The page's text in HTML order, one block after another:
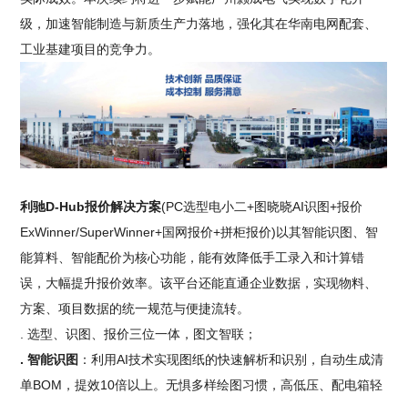
级，加速智能制造与新质生产力落地，强化其在华南电网配套、
工业基建项目的竞争力。
利驰D-Hub报价解决方案(PC选型电小二+图晓晓AI识图+报价
ExWinner/SuperWinner+国网报价+拼柜报价)以其智能识图、智
能算料、智能配价为核心功能，能有效降低手工录入和计算错
误，大幅提升报价效率。该平台还能直通企业数据，实现物料、
方案、项目数据的统一规范与便捷流转。
. 选型、识图、报价三位一体，图文智联；
. 智能识图 ：利用AI技术实现图纸的快速解析和识别，自动生成清
单BOM，提效10倍以上。无惧多样绘图习惯，高低压、配电箱轻